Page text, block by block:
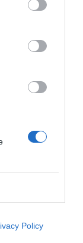
Policy